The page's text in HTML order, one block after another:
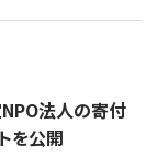
法人の寄付
を公開